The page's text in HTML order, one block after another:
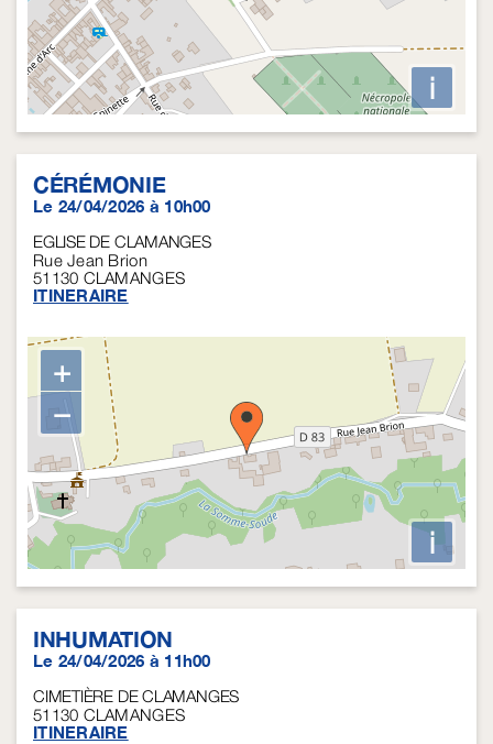
i
CÉRÉMONIE
Le 24/04/2026 à 10h00
EGLISE DE CLAMANGES
Rue Jean Brion
51130 CLAMANGES
ITINERAIRE
+
−
i
INHUMATION
Le 24/04/2026 à 11h00
CIMETIÈRE DE CLAMANGES
51130 CLAMANGES
ITINERAIRE